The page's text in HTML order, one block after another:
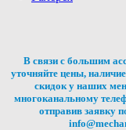
В связи с большим
уточняйте цены,
скидок у наших
многоканальному
отправив заявку